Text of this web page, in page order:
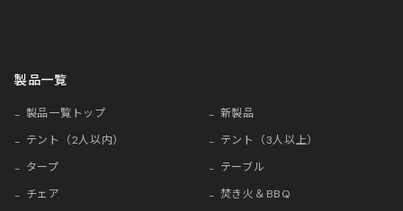
製品一覧
製品一覧トップ
新製品
テント（2人以内）
テント（3人以上）
タープ
テーブル
チェア
焚き火＆BBQ